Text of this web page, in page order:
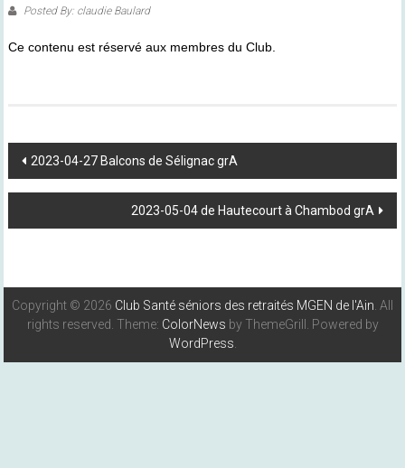
Posted By: claudie Baulard
Ce contenu est réservé aux membres du Club.
Post
Navigation
2023-04-27 Balcons de Sélignac grA
2023-05-04 de Hautecourt à Chambod grA
Copyright © 2026 Club Santé séniors des retraités MGEN de l'Ain . All
rights reserved. Theme: ColorNews by ThemeGrill. Powered by
WordPress